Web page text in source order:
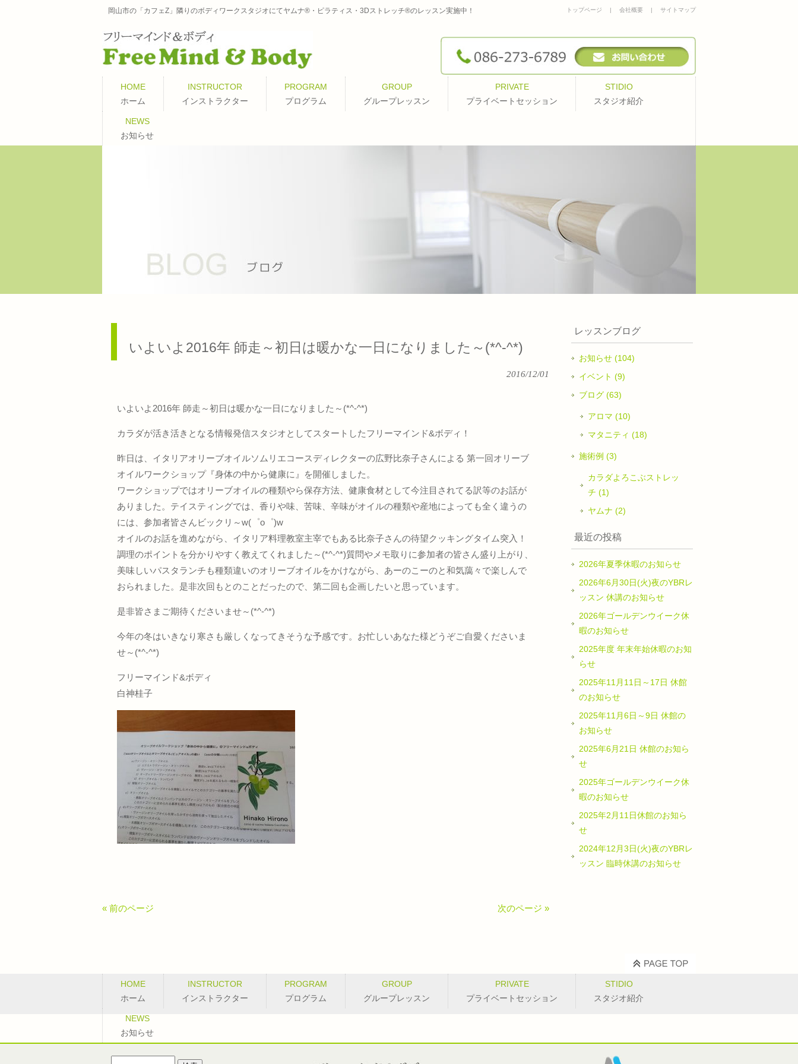
岡山市の「カフェZ」隣りのボディワークスタジオにてヤムナ®・ピラティス・3Dストレッチ®のレッスン実施中！ トップページ | 会社概要 | サイトマップ
HOME
ホーム
INSTRUCTOR
インストラクター
PROGRAM
プログラム
GROUP
グループレッスン
PRIVATE
プライベートセッション
STIDIO
スタジオ紹介
NEWS
お知らせ
いよいよ2016年 師走～初日は暖かな一日になりました～(*^-^*)
2016/12/01
いよいよ2016年 師走～初日は暖かな一日になりました～(*^-^*)
カラダが活き活きとなる情報発信スタジオとしてスタートしたフリーマインド&ボディ！
昨日は、イタリアオリーブオイルソムリエコースディレクターの広野比奈子さんによる 第一回オリーブ
オイルワークショップ『身体の中から健康に』を開催しました。
ワークショップではオリーブオイルの種類やら保存方法、健康食材として今注目されてる訳等のお話が
ありました。テイスティングでは、香りや味、苦味、辛味がオイルの種類や産地によっても全く違うの
には、参加者皆さんビックリ～w(゜o゜)w
オイルのお話を進めながら、イタリア料理教室主宰でもある比奈子さんの待望クッキングタイム突入！
調理のポイントを分かりやすく教えてくれました～(*^-^*)質問やメモ取りに参加者の皆さん盛り上がり、
美味しいパスタランチも種類違いのオリーブオイルをかけながら、あーのこーのと和気藹々で楽しんで
おられました。是非次回もとのことだったので、第二回も企画したいと思っています。
是非皆さまご期待くださいませ～(*^-^*)
今年の冬はいきなり寒さも厳しくなってきそうな予感です。お忙しいあなた様どうぞご自愛くださいま
せ～(*^-^*)
フリーマインド&ボディ
白神桂子
« 前のページ 次のページ »
レッスンブログ
お知らせ (104)
イベント (9)
ブログ (63)
アロマ (10)
マタニティ (18)
施術例 (3)
カラダよろこぶストレッ
チ (1)
ヤムナ (2)
最近の投稿
2026年夏季休暇のお知らせ
2026年6月30日(火)夜のYBRレ
ッスン 休講のお知らせ
2026年ゴールデンウイーク休
暇のお知らせ
2025年度 年末年始休暇のお知
らせ
2025年11月11日～17日 休館
のお知らせ
2025年11月6日～9日 休館の
お知らせ
2025年6月21日 休館のお知ら
せ
2025年ゴールデンウイーク休
暇のお知らせ
2025年2月11日休館のお知ら
せ
2024年12月3日(火)夜のYBRレ
ッスン 臨時休講のお知らせ
HOME
ホーム
INSTRUCTOR
インストラクター
PROGRAM
プログラム
GROUP
グループレッスン
PRIVATE
プライベートセッション
STIDIO
スタジオ紹介
NEWS
お知らせ